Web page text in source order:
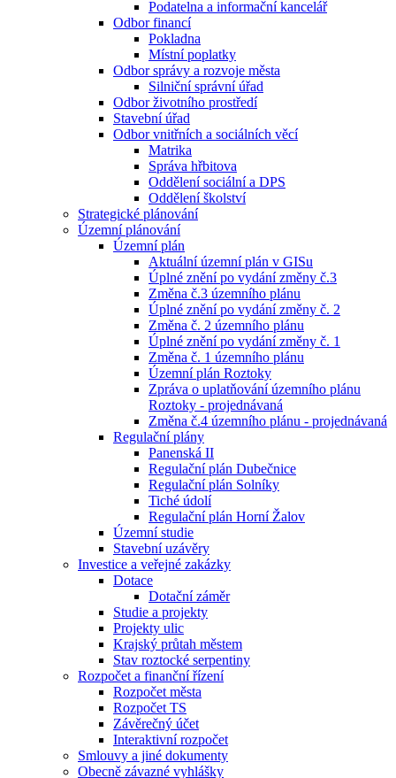
Podatelna a informační kancelář
Odbor financí
Pokladna
Místní poplatky
Odbor správy a rozvoje města
Silniční správní úřad
Odbor životního prostředí
Stavební úřad
Odbor vnitřních a sociálních věcí
Matrika
Správa hřbitova
Oddělení sociální a DPS
Oddělení školství
Strategické plánování
Územní plánování
Územní plán
Aktuální územní plán v GISu
Úplné znění po vydání změny č.3
Změna č.3 územního plánu
Úplné znění po vydání změny č. 2
Změna č. 2 územního plánu
Úplné znění po vydání změny č. 1
Změna č. 1 územního plánu
Územní plán Roztoky
Zpráva o uplatňování územního plánu
Roztoky - projednávaná
Změna č.4 územního plánu - projednávaná
Regulační plány
Panenská II
Regulační plán Dubečnice
Regulační plán Solníky
Tiché údolí
Regulační plán Horní Žalov
Územní studie
Stavební uzávěry
Investice a veřejné zakázky
Dotace
Dotační záměr
Studie a projekty
Projekty ulic
Krajský průtah městem
Stav roztocké serpentiny
Rozpočet a finanční řízení
Rozpočet města
Rozpočet TS
Závěrečný účet
Interaktivní rozpočet
Smlouvy a jiné dokumenty
Obecně závazné vyhlášky